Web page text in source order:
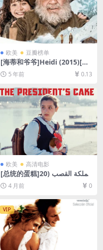
欧美 豆瓣榜单
[海蒂和爷爷]Heidi (2015)[百
度网盘+迅雷云盘资源1080P
超清未删减][MP4/7.1GB][中
5 年前 0.13
欧美 高清电影
[总统的蛋糕]مملكة القصب (20
25)[百度网盘+夸克网盘1080P
超清未删减资源][网盘在线播
放/下载][MP4/6.7GB][中文字
幕]
4 月前 0
VIP